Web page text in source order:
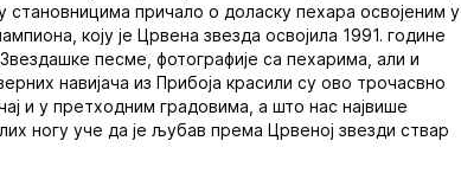
причало о доласку пехара освојеним у
коју је Црвена звезда освојила 1991. године
песме, фотографије са пехарима, али и
навијача из Прибоја красили су ово трочасвно
и у претходним градовима, а што нас највише
ногу уче да је љубав према Црвеној звезди ствар